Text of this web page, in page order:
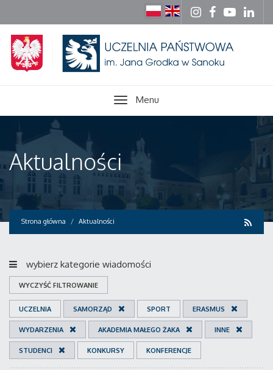
Menu
Aktualności
Strona główna Aktualności
wybierz kategorie wiadomości
WYCZYŚĆ FILTROWANIE
UCZELNIA SAMORZĄD SPORT ERASMUS
WYDARZENIA AKADEMIA MAŁEGO ŻAKA INNE
STUDENCI KONKURSY KONFERENCJE